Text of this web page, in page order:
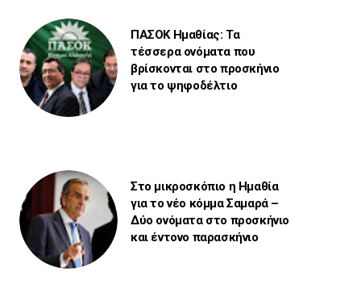
ΠΑΣΟΚ Ημαθίας: Τα
τέσσερα ονόματα που
βρίσκονται στο προσκήνιο
για το ψηφοδέλτιο
Στο μικροσκόπιο η Ημαθία
για το νέο κόμμα Σαμαρά –
Δύο ονόματα στο προσκήνιο
και έντονο παρασκήνιο